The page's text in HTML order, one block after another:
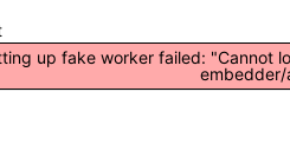
up fake worker failed: "Cannot
embedder/